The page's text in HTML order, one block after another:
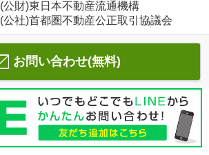
(公財)東日本不動産流通機構
(公社)首都圏不動産公正取引協議会
お問い合わせ(無料)